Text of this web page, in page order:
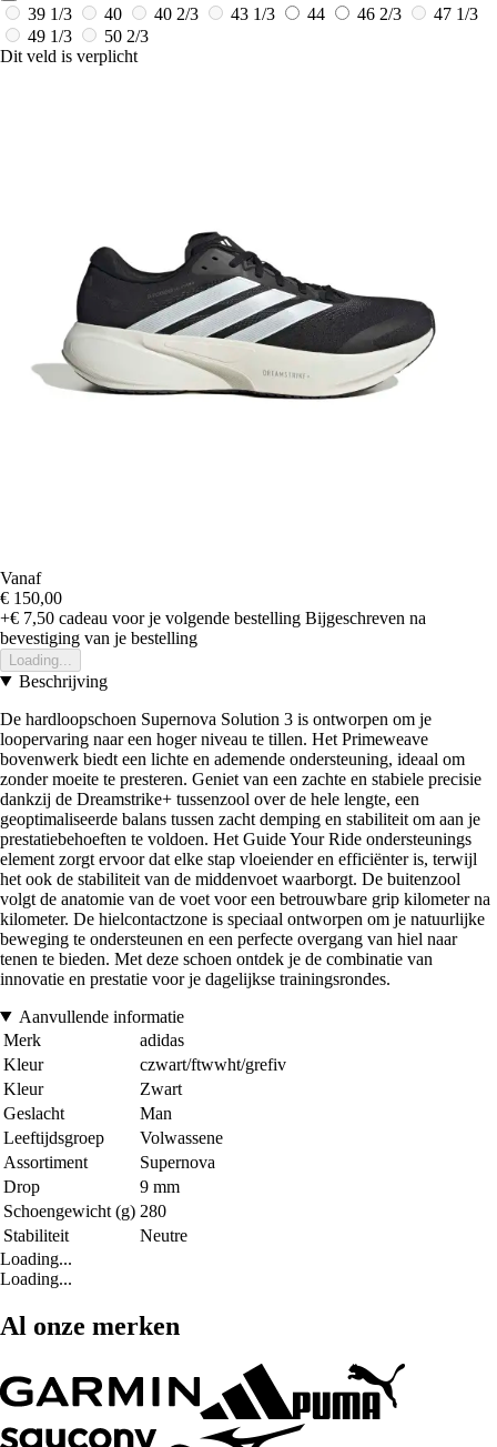
39 1/3
40 40 2/3 43 1/3 44 46 2/3
47 1/3
49 1/3
50 2/3
Dit veld is verplicht
Vanaf
€ 150,00
+€ 7,50 cadeau voor je volgende bestelling Bijgeschreven na
bevestiging van je bestelling
Loading...
Beschrijving
De hardloopschoen Supernova Solution 3 is ontworpen om je
loopervaring naar een hoger niveau te tillen. Het Primeweave
bovenwerk biedt een lichte en ademende ondersteuning, ideaal om
zonder moeite te presteren. Geniet van een zachte en stabiele precisie
dankzij de Dreamstrike+ tussenzool over de hele lengte, een
geoptimaliseerde balans tussen zacht demping en stabiliteit om aan je
prestatiebehoeften te voldoen. Het Guide Your Ride ondersteunings
element zorgt ervoor dat elke stap vloeiender en efficiënter is, terwijl
het ook de stabiliteit van de middenvoet waarborgt. De buitenzool
volgt de anatomie van de voet voor een betrouwbare grip kilometer na
kilometer. De hielcontactzone is speciaal ontworpen om je natuurlijke
beweging te ondersteunen en een perfecte overgang van hiel naar
tenen te bieden. Met deze schoen ontdek je de combinatie van
innovatie en prestatie voor je dagelijkse trainingsrondes.
Aanvullende informatie
Merk
adidas
Kleur
czwart/ftwwht/grefiv
Kleur
Zwart
Geslacht
Man
Leeftijdsgroep
Volwassene
Assortiment
Supernova
Drop
9 mm
Schoengewicht (g) 280
Stabiliteit
Neutre
Loading...
Loading...
Al onze merken